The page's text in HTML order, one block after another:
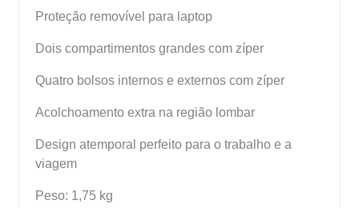
Proteção removível para laptop
Dois compartimentos grandes com zíper
Quatro bolsos internos e externos com zíper
Acolchoamento extra na região lombar
Design atemporal perfeito para o trabalho e a
viagem
Peso: 1,75 kg